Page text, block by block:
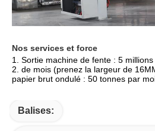
Nos services et force
1. Sortie machine de fente : 5
2. de mois (prenez la largeur de
papier brut ondulé : 50 tonnes par
Balises: